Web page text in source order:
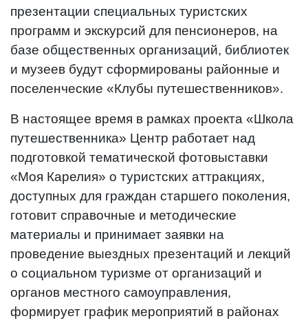
презентации специальных туристских
программ и экскурсий для пенсионеров, на
базе общественных организаций, библиотек
и музеев будут сформированы районные и
поселенческие «Клубы путешественников».
В настоящее время в рамках проекта «Школа
путешественника» Центр работает над
подготовкой тематической фотовыставки
«Моя Карелия» о туристских аттракциях,
доступных для граждан старшего поколения,
готовит справочные и методические
материалы и принимает заявки на
проведение выездных презентаций и лекций
о социальном туризме от организаций и
органов местного самоуправления,
формирует график мероприятий в районах